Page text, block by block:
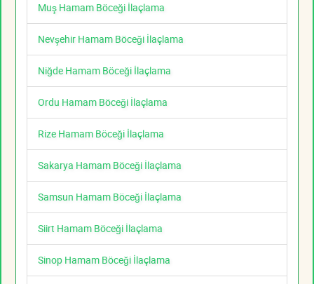
Muş Hamam Böceği İlaçlama
Nevşehir Hamam Böceği İlaçlama
Niğde Hamam Böceği İlaçlama
Ordu Hamam Böceği İlaçlama
Rize Hamam Böceği İlaçlama
Sakarya Hamam Böceği İlaçlama
Samsun Hamam Böceği İlaçlama
Siirt Hamam Böceği İlaçlama
Sinop Hamam Böceği İlaçlama